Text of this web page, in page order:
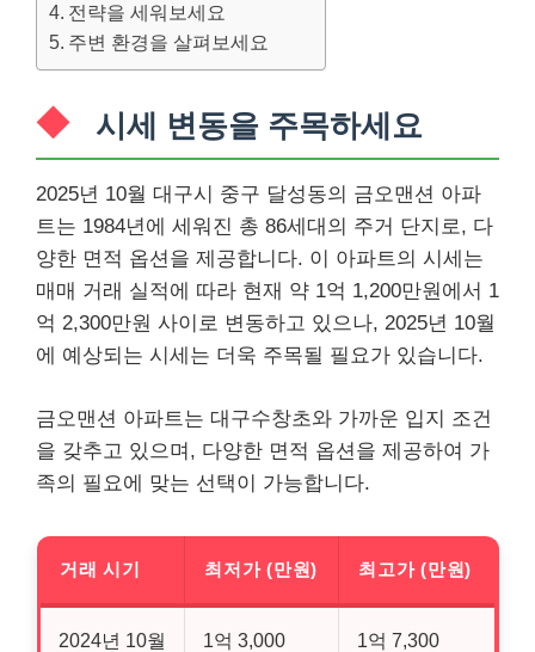
전략을 세워보세요
주변 환경을 살펴보세요
시세 변동을 주목하세요
2025년 10월 대구시 중구 달성동의 금오맨션 아파
트는 1984년에 세워진 총 86세대의 주거 단지로, 다
양한 면적 옵션을 제공합니다. 이 아파트의 시세는
매매 거래 실적에 따라 현재 약 1억 1,200만원에서 1
억 2,300만원 사이로 변동하고 있으나, 2025년 10월
에 예상되는 시세는 더욱 주목될 필요가 있습니다.
금오맨션 아파트는 대구수창초와 가까운 입지 조건
을 갖추고 있으며, 다양한 면적 옵션을 제공하여 가
족의 필요에 맞는 선택이 가능합니다.
거래 시기 최저가 (만원) 최고가 (만원)
2024년 10월 1억 3,000 1억 7,300